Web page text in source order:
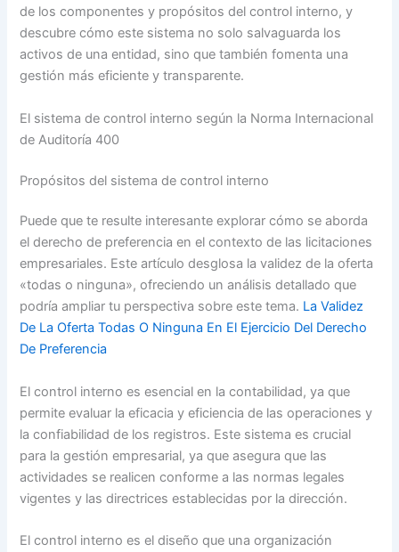
de los componentes y propósitos del control interno, y
descubre cómo este sistema no solo salvaguarda los
activos de una entidad, sino que también fomenta una
gestión más eficiente y transparente.
El sistema de control interno según la Norma Internacional
de Auditoría 400
Propósitos del sistema de control interno
Puede que te resulte interesante explorar cómo se aborda
el derecho de preferencia en el contexto de las licitaciones
empresariales. Este artículo desglosa la validez de la oferta
«todas o ninguna», ofreciendo un análisis detallado que
podría ampliar tu perspectiva sobre este tema. La Validez
De La Oferta Todas O Ninguna En El Ejercicio Del Derecho
De Preferencia
El control interno es esencial en la contabilidad, ya que
permite evaluar la eficacia y eficiencia de las operaciones y
la confiabilidad de los registros. Este sistema es crucial
para la gestión empresarial, ya que asegura que las
actividades se realicen conforme a las normas legales
vigentes y las directrices establecidas por la dirección.
El control interno es el diseño que una organización